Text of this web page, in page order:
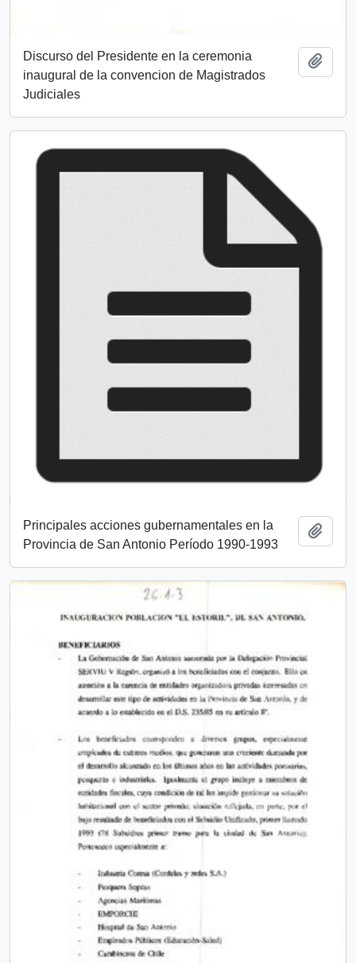
Discurso del Presidente en la ceremonia
inaugural de la convencion de Magistrados
Judiciales
Principales acciones gubernamentales en la
Provincia de San Antonio Período 1990-1993